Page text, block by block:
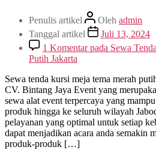
Penulis artikel Oleh admin
Tanggal artikel
Juli 13, 2024
1 Komentarpada Sewa
Putih Jakarta
Sewa tenda kursi meja tema merah
CV. Bintang Jaya Event yang
sewa alat event terpercaya yang
produk hingga ke seluruh wilayah
pelayanan yang optimal untuk setiap
dapat menjadikan acara anda semakin
produk-produk […]